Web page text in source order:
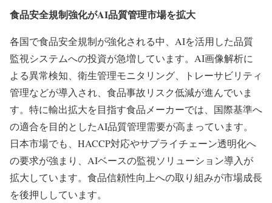
食品安全規制強化がAI品質管理市場を拡大
各国で食品安全規制が強化される中、AIを活用した品質
監視システムへの投資が急増しています。AI画像解析に
よる異常検知、衛生管理モニタリング、トレーサビリティ
管理などが導入され、食品事故リスク低減が進んでいま
す。特に輸出拡大を目指す食品メーカーでは、国際基準へ
の適合を目的としたAI品質管理需要が高まっています。
日本市場でも、HACCP対応やサプライチェーン透明化へ
の要求が強まり、AIベースの監視ソリューション導入が
拡大しています。食品信頼性向上への取り組みが市場成長
を後押ししています。